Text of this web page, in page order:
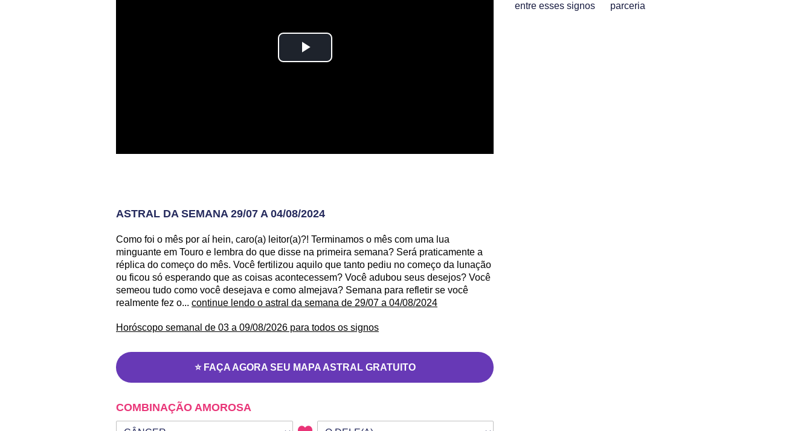
ASTRAL DA SEMANA 29/07 A 04/08/2024
Como foi o mês por aí hein, caro(a) leitor(a)?! Terminamos o mês com uma lua
minguante em Touro e lembra do que disse na primeira semana? Será praticamente a
réplica do começo do mês. Você fertilizou aquilo que tanto pediu no começo da lunação
ou ficou só esperando que as coisas acontecessem? Você adubou seus desejos? Você
semeou tudo como você desejava e como almejava? Semana para refletir se você
realmente fez o... continue lendo o astral da semana de 29/07 a 04/08/2024
Horóscopo semanal de 03 a 09/08/2026 para todos os signos
⭐ FAÇA AGORA SEU MAPA ASTRAL GRATUITO
COMBINAÇÃO AMOROSA
entre esses signos
parceria